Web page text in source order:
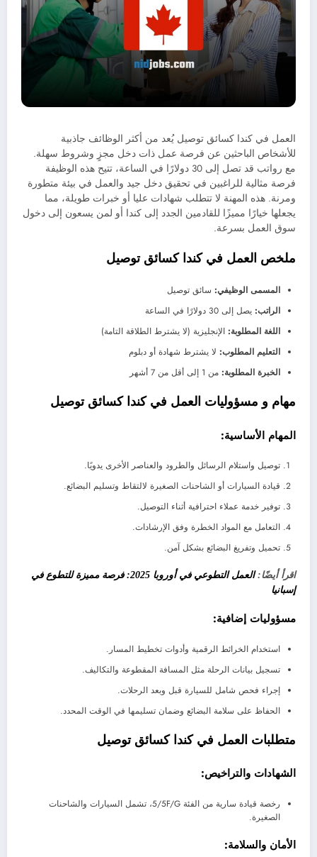
العمل في كندا كسائق توصيل يُعد من أكثر الوظائف جاذبية
للأشخاص الباحثين عن فرصة عمل ذات دخل مجزٍ وشروط سهلة.
مع رواتب قد تصل إلى 30 دولارًا في الساعة، تتيح هذه الوظيفة
فرصة مثالية للراغبين في تحقيق دخل جيد والعمل في بيئة متطورة
ومرنة. هذه المهنة لا تتطلب شهادات عليا أو خبرات طويلة، مما
يجعلها خيارًا مميزًا للقادمين الجدد إلى كندا أو لمن يسعون إلى دخول
سوق العمل بسرعة.
ملخص العمل في كندا كسائق توصيل
المسمى الوظيفي: سائق توصيل
الراتب: يصل إلى 30 دولارًا في الساعة
اللغة المطلوبة: الإنجليزية (لا يشترط الطلاقة التامة)
التعليم المطلوب: لا يشترط شهادة أو دبلوم
الخبرة المطلوبة: من 1 إلى أقل من 7 أشهر
مهام و مسؤوليات العمل في كندا كسائق توصيل
المهام الأساسية:
توصيل واستلام الرسائل والطرود والعناصر الأخرى يدويًا.
قيادة السيارات أو الشاحنات الصغيرة لالتقاط وتسليم البضائع.
توفير خدمة عملاء احترافية أثناء التوصيل.
التعامل مع المواد الخطرة وفق الإرشادات.
تحميل وتفريغ البضائع بشكل آمن.
اقرأ أيضًا:
العمل التطوعي في أوروبا 2025: فرصة مميزة للتطوع في
إسبانيا
مسؤوليات إضافية:
استخدام الخرائط الرقمية وأدوات تخطيط المسار.
تسجيل بيانات الرحلة مثل المسافة المقطوعة والتكاليف.
إجراء فحص شامل للسيارة قبل وبعد الرحلات.
الحفاظ على سلامة البضائع وضمان تسليمها في الوقت المحدد.
متطلبات العمل في كندا كسائق توصيل
الشهادات والتراخيص:
رخصة قيادة سارية من الفئة 5/5F/G، تشمل السيارات والشاحنات
الصغيرة.
الأمان والسلامة: